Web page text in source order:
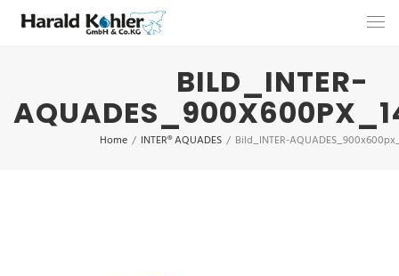
BILD_INTER-
Home / INTER® AQUADES / Bild_INTER-